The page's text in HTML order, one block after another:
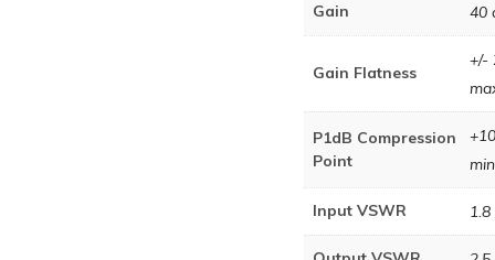
Gain 40
Gain Flatness
+/-
P1dB Compression
Point
min
Input VSWR